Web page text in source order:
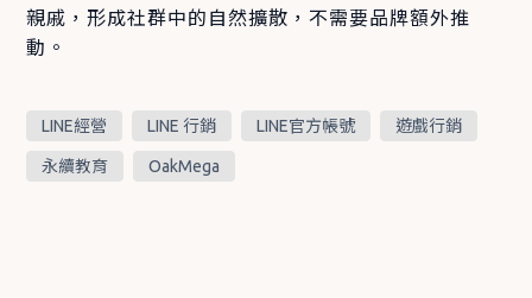
親戚，形成社群中的自然擴散，不需要品牌額外推
動。
LINE經營 LINE 行銷 LINE官方帳號 遊戲行銷
永續教育 OakMega